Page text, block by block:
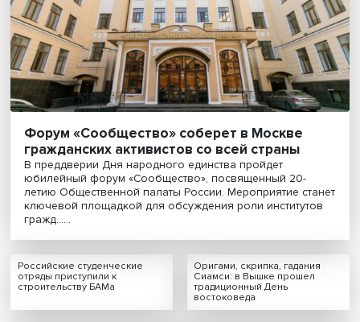
День Экономиста на ФЭН Н......
Смотреть больше
ИНТЕРЕСНОЕ